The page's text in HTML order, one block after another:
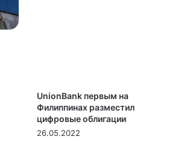
UnionBank первым на
Филиппинах разместил
цифровые облигации
26.05.2022